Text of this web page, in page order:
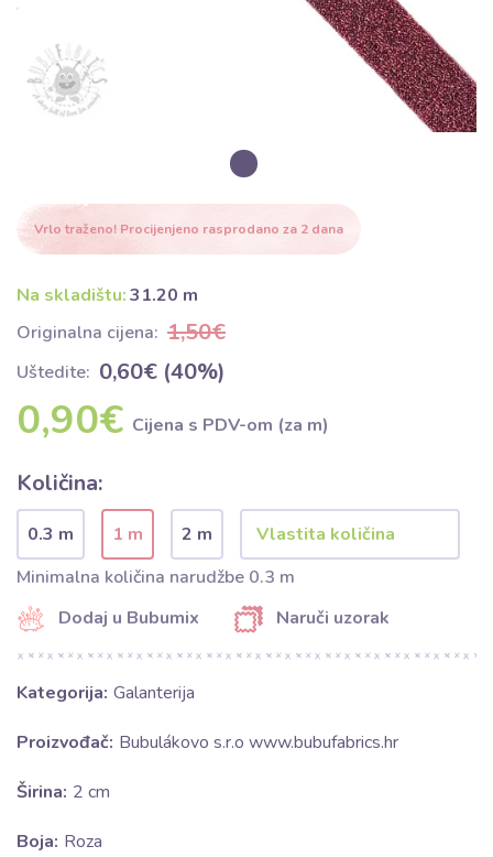
Vrlo traženo! Procijenjeno rasprodano za 2 dana
Na skladištu:31.20 m
Originalna cijena: 1,50€
Uštedite: 0,60€ (40%)
0,90€ Cijena s PDV-om (za m)
Količina:
0.3 m 1 m
2 m
Minimalna količina narudžbe 0.3 m
Dodaj u Bubumix
Naruči uzorak
Kategorija: Galanterija
Proizvođač: Bubulákovo s.r.o www.bubufabrics.hr
Širina: 2 cm
Boja: Roza